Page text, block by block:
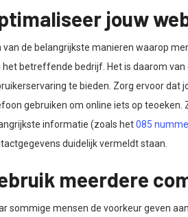
jouw
van de belangrijkste manieren waarop
het betreffende bedrijf. Het is daarom
te bieden. Zorg ervoor dat
gebruiken om online iets op teoeken.
informatie (zoals het085
duidelijk vermeldt staan.
meerdere
sommige mensen de voorkeur geven